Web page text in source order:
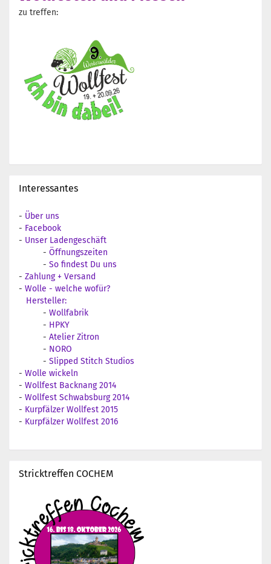
zu treffen:
Interessantes
- Über uns
- Facebook
- Unser Ladengeschäft
- Öffnungszeiten
- So findest Du uns
- Zahlung + Versand
- Wolle - welche wofür?
Hersteller:
- Wollfabrik
- HPKY
- Atelier Zitron
- NORO
- Slipped Stitch Studios
- Wolle wickeln
- Wollfest Backnang 2014
- Wollfest Schwabsburg 2014
- Kurpfälzer Wollfest 2015
- Kurpfälzer Wollfest 2016
Stricktreffen COCHEM